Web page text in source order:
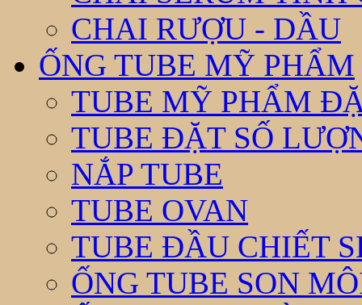
CHAI RƯỢU - DẦU
ỐNG TUBE MỸ PHẨM
TUBE MỸ PHẨM
TUBE ĐẶT SỐ
NẮP TUBE
TUBE OVAN
TUBE ĐẦU CHIẾT
ỐNG TUBE SON